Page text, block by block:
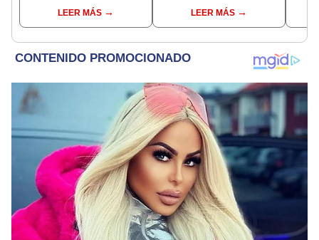
muy fuertes..."
LEER MÁS
Kanashiro trabajaba: “Él
tiene sus…”
LEER MÁS